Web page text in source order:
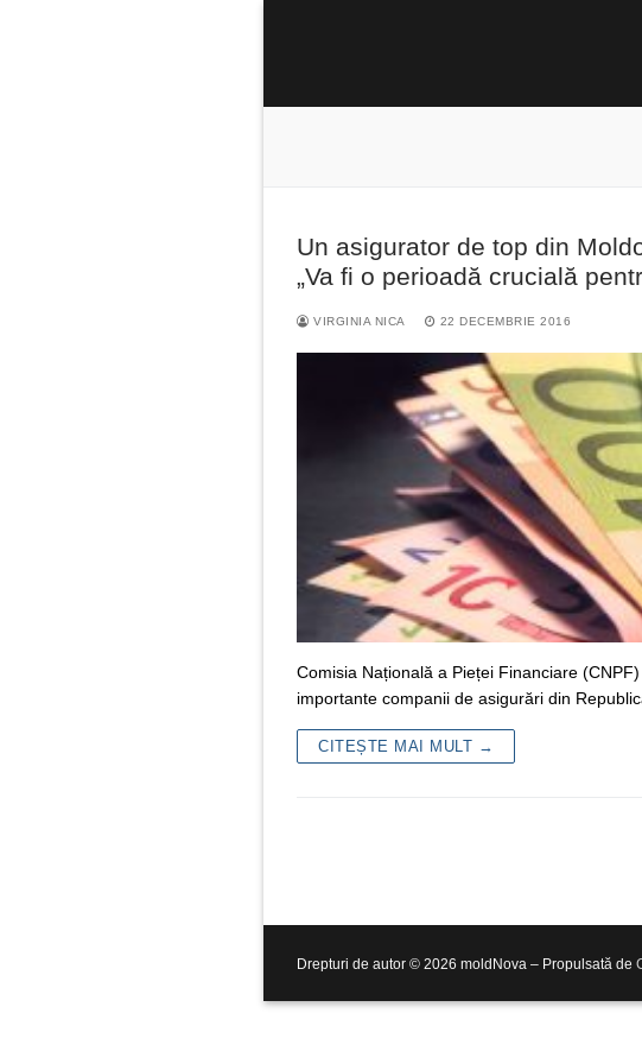
Caută
după:
Un asigurator de top din
„Va fi o perioadă crucială
VIRGINIA NICA 22 DECEMBRIE 2016
Comisia Națională a Pieței Financiare
importante companii de asigurări din
CITEȘTE MAI MULT →
Drepturi de autor © 2026 moldNova – Propulsată de